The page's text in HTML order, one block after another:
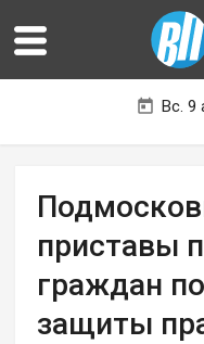
Вс. 9
приставы
граждан
защиты